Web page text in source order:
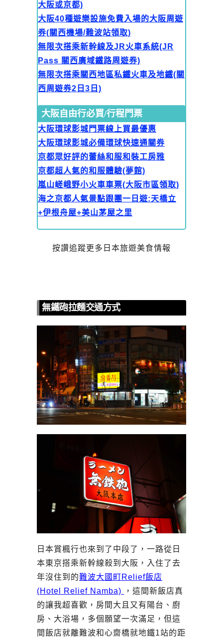
大阪或京都)
大阪40種遊樂設施免費入場的大阪周遊
券(關西機場/難波站領取)
無限次搭乘新幹線及JR火車系統(JR
Pass 關西廣域鐵路周遊券)
無限次搭乘關西地區私鐵火車及地鐵(關
西周遊券2日3日)
大阪自由行必買/行程門票
大阪環球影城門票線上買最優惠
大阪環球影城必備環球快速通關券
京都眾好評的蕾絲和服和裝工房雅
京都超人氣的和服體驗(夢館)
嵐山嵯峨野小火車車票(大阪市區領取)
海之京都人氣景點跟團一日遊:天橋立
+伊根舟屋+美山茅屋之里
按讚追蹤更多日本旅遊美食情報
無鐵砲拉麵交通方式
日本賞楓行也來到了中段了，一路從日
本東京搭乘新幹線殺到大阪，入住了去
年沒住到的難波大國町Relief飯店
(Hotel Relief Namba)
，這間新飯店真
的讓我超喜歡，房間大且又有陽台、廚
房、大浴場，多個願望一次滿足，但這
間飯店就離難波和心齋橋就地鐵1站的距